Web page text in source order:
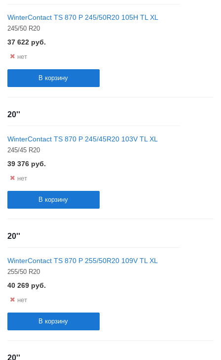
WinterContact TS 870 P 245/50R20 105H TL XL
245/50 R20
37 622 руб.
нет
В корзину
20''
WinterContact TS 870 P 245/45R20 103V TL XL
245/45 R20
39 376 руб.
нет
В корзину
20''
WinterContact TS 870 P 255/50R20 109V TL XL
255/50 R20
40 269 руб.
нет
В корзину
20''